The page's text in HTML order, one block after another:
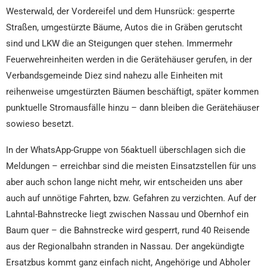
Westerwald, der Vordereifel und dem Hunsrück: gesperrte
Straßen, umgestürzte Bäume, Autos die in Gräben gerutscht
sind und LKW die an Steigungen quer stehen. Immermehr
Feuerwehreinheiten werden in die Gerätehäuser gerufen, in der
Verbandsgemeinde Diez sind nahezu alle Einheiten mit
reihenweise umgestürzten Bäumen beschäftigt, später kommen
punktuelle Stromausfälle hinzu – dann bleiben die Gerätehäuser
sowieso besetzt.
In der WhatsApp-Gruppe von 56aktuell überschlagen sich die
Meldungen – erreichbar sind die meisten Einsatzstellen für uns
aber auch schon lange nicht mehr, wir entscheiden uns aber
auch auf unnötige Fahrten, bzw. Gefahren zu verzichten. Auf der
Lahntal-Bahnstrecke liegt zwischen Nassau und Obernhof ein
Baum quer – die Bahnstrecke wird gesperrt, rund 40 Reisende
aus der Regionalbahn stranden in Nassau. Der angekündigte
Ersatzbus kommt ganz einfach nicht, Angehörige und Abholer